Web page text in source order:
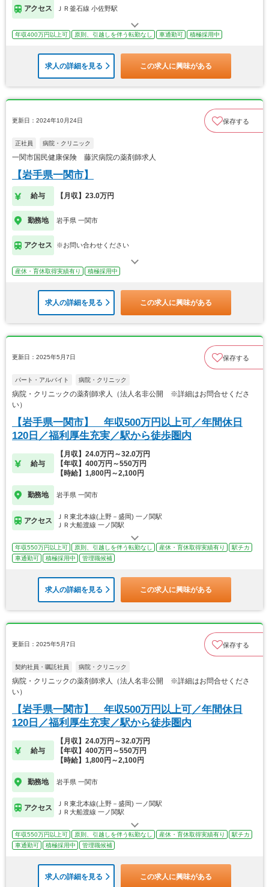
アクセス ＪＲ釜石線 小佐野駅
年収400万円以上可 原則、引越しを伴う転勤なし 車通勤可 積極採用中
求人の詳細を見る この求人に興味がある
更新日：2024年10月24日 保存する
正社員 病院・クリニック
一関市国民健康保険 藤沢病院の薬剤師求人
【岩手県一関市】
給与 【月収】23.0万円
勤務地 岩手県 一関市
アクセス ※お問い合わせください
産休・育休取得実績有り 積極採用中
求人の詳細を見る この求人に興味がある
更新日：2025年5月7日 保存する
パート・アルバイト 病院・クリニック
病院・クリニックの薬剤師求人（法人名非公開 ※詳細はお問合せくださ
い）
【岩手県一関市】 年収500万円以上可／年間休日
120日／福利厚生充実／駅から徒歩圏内
給与
【月収】24.0万円～32.0万円
【年収】400万円～550万円
【時給】1,800円～2,100円
勤務地 岩手県 一関市
アクセス
ＪＲ東北本線(上野－盛岡) 一ノ関駅
ＪＲ大船渡線 一ノ関駅
年収550万円以上可 原則、引越しを伴う転勤なし 産休・育休取得実績有り
駅チカ
車通勤可
積極採用中 管理職候補
求人の詳細を見る この求人に興味がある
更新日：2025年5月7日 保存する
契約社員・嘱託社員 病院・クリニック
病院・クリニックの薬剤師求人（法人名非公開 ※詳細はお問合せくださ
い）
【岩手県一関市】 年収500万円以上可／年間休日
120日／福利厚生充実／駅から徒歩圏内
給与
【月収】24.0万円～32.0万円
【年収】400万円～550万円
【時給】1,800円～2,100円
勤務地 岩手県 一関市
アクセス
ＪＲ東北本線(上野－盛岡) 一ノ関駅
ＪＲ大船渡線 一ノ関駅
年収550万円以上可 原則、引越しを伴う転勤なし 産休・育休取得実績有り
駅チカ
車通勤可
積極採用中 管理職候補
求人の詳細を見る この求人に興味がある